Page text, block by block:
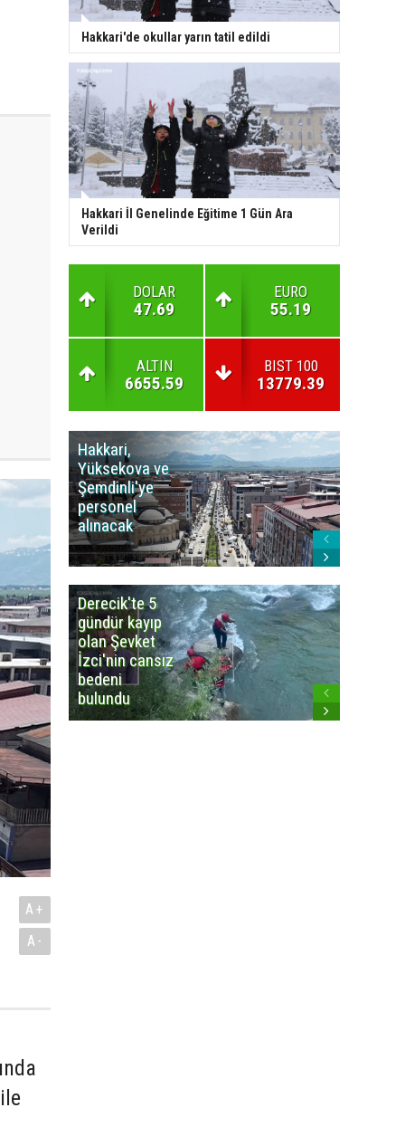
A+
A-
Hakkari'de okullar yarın tatil edildi
Hakkari İl Genelinde Eğitime 1 Gün Ara
Verildi
DOLAR
47.69
EURO
55.19
ALTIN
6655.59
BIST 100
13779.39
Hakkari,
Yüksekova ve
Şemdinli'ye
personel
alınacak
Derecik'te 5
gündür kayıp
olan Şevket
İzci'nin cansız
bedeni
bulundu